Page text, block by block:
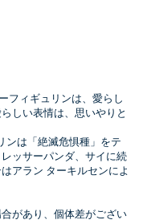
フィギュリンは、愛らし
しい表情は、思いやりと
ンは「絶滅危惧種」をテ
ッサーパンダ、サイに続
アラン ターキルセンによ
があり、個体差がござい